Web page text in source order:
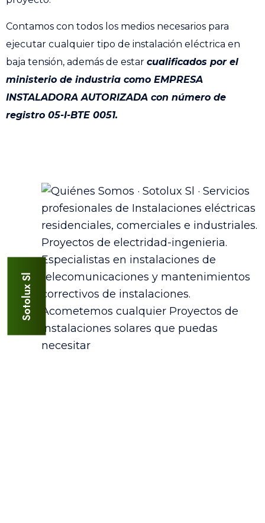
Contamos con todos los medios necesarios para
ejecutar cualquier tipo de instalación eléctrica en
baja tensión, además de estar cualificados por el
ministerio de industria como EMPRESA
INSTALADORA AUTORIZADA con número de
registro 05-I-BTE 0051.
Sotolux Sl